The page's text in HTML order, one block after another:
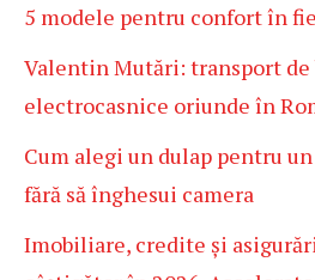
5 modele pentru confort în
Valentin Mutări: transport de
electrocasnice oriunde în
Cum alegi un dulap pentru
fără să înghesui camera
Imobiliare, credite și